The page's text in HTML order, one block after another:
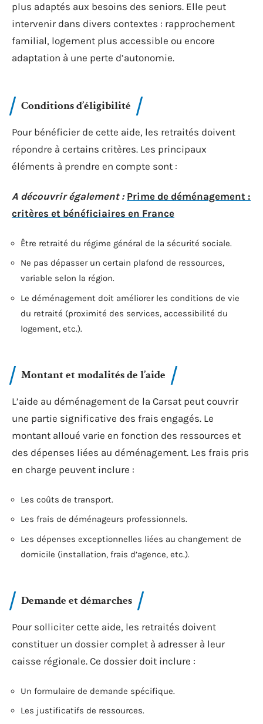
plus adaptés aux besoins des seniors. Elle peut
intervenir dans divers contextes : rapprochement
familial, logement plus accessible ou encore
adaptation à une perte d’autonomie.
Conditions d’éligibilité
Pour bénéficier de cette aide, les retraités doivent
répondre à certains critères. Les principaux
éléments à prendre en compte sont :
A découvrir également : Prime de déménagement :
critères et bénéficiaires en France
Être retraité du régime général de la sécurité sociale.
Ne pas dépasser un certain plafond de ressources,
variable selon la région.
Le déménagement doit améliorer les conditions de vie
du retraité (proximité des services, accessibilité du
logement, etc.).
Montant et modalités de l’aide
L’aide au déménagement de la Carsat peut couvrir
une partie significative des frais engagés. Le
montant alloué varie en fonction des ressources et
des dépenses liées au déménagement. Les frais pris
en charge peuvent inclure :
Les coûts de transport.
Les frais de déménageurs professionnels.
Les dépenses exceptionnelles liées au changement de
domicile (installation, frais d’agence, etc.).
Demande et démarches
Pour solliciter cette aide, les retraités doivent
constituer un dossier complet à adresser à leur
caisse régionale. Ce dossier doit inclure :
Un formulaire de demande spécifique.
Les justificatifs de ressources.